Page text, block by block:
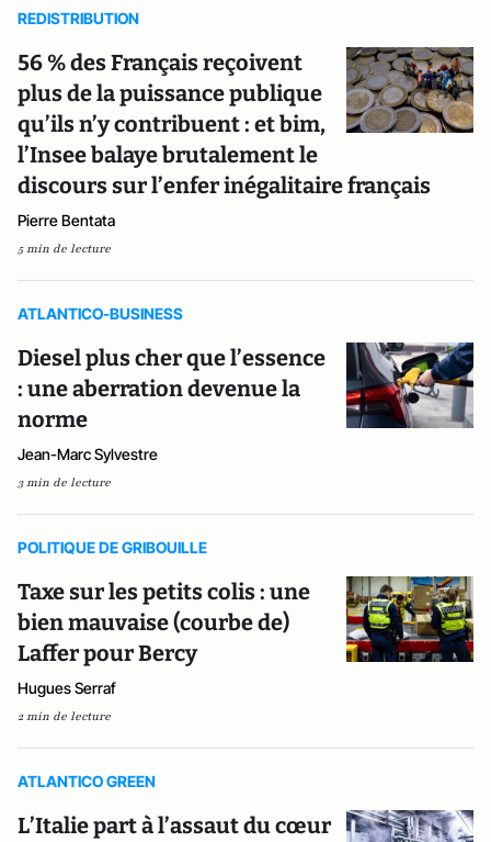
REDISTRIBUTION
56 % des Français reçoivent
plus de la puissance publique
qu’ils n’y contribuent : et bim,
l’Insee balaye brutalement le
discours sur l’enfer inégalitaire français
Pierre Bentata
5 min de lecture
ATLANTICO-BUSINESS
Diesel plus cher que l’essence
: une aberration devenue la
norme
Jean-Marc Sylvestre
3 min de lecture
POLITIQUE DE GRIBOUILLE
Taxe sur les petits colis : une
bien mauvaise (courbe de)
Laffer pour Bercy
Hugues Serraf
2 min de lecture
ATLANTICO GREEN
L’Italie part à l’assaut du cœur